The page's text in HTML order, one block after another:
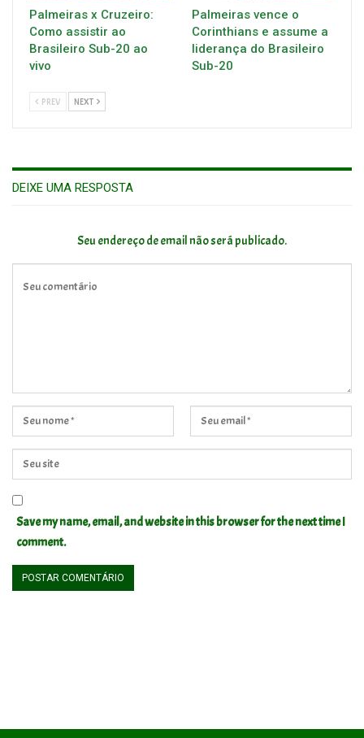
Palmeiras x Cruzeiro:
Como assistir ao
Brasileiro Sub-20 ao
vivo
Palmeiras vence o
Corinthians e assume a
liderança do Brasileiro
Sub-20
PREV NEXT
DEIXE UMA RESPOSTA
Seu endereço de email não será publicado.
Save my name, email, and website in this browser for the next time I
comment.